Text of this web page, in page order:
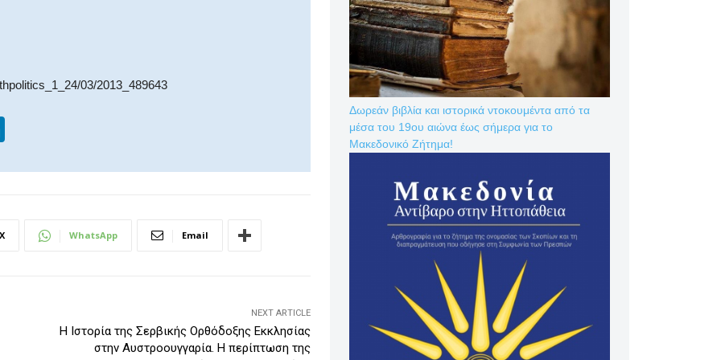
03/2013_489643
k
X WhatsApp Email
NEXT ARTICLE
Η Ιστορία της Σερβικής Ορθόδοξης Εκκλησίας
στην Αυστροουγγαρία. Η περίπτωση της
Δωρεάν βιβλία και ιστορικά ντοκουμέντα από τα
μέσα του 19ου αιώνα έως σήμερα για το
Μακεδονικό Ζήτημα!